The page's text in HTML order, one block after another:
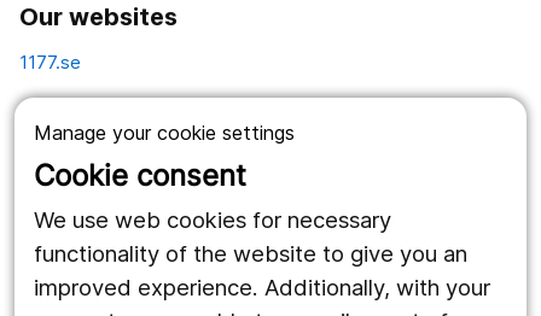
Manage your cookie settings
Cookie consent
We use web cookies for necessary
functionality of the website to give you an
improved experience. Additionally, with your
Our websites
1177.se
Vårdgivare
Utveckling
Follow us